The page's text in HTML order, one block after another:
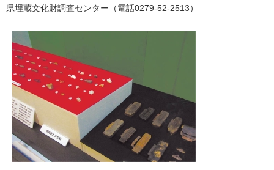
県埋蔵文化財調査センター（電話0279-52-2513）